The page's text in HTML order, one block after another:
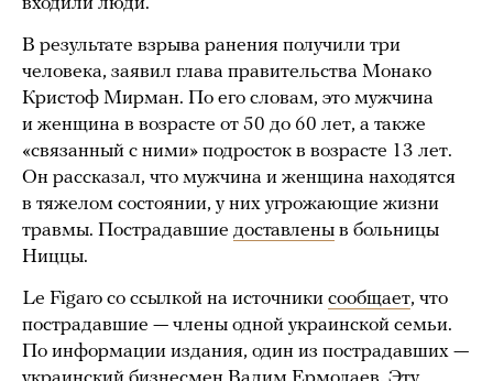
В результате взрыва ранения получили три
человека, заявил глава правительства Монако
Кристоф Мирман. По его словам, это мужчина
и женщина в возрасте от 50 до 60 лет, а также
«связанный с ними» подросток в возрасте 13 лет.
Он рассказал, что мужчина и женщина находятся
в тяжелом состоянии, у них угрожающие жизни
травмы. Пострадавшие доставлены в больницы
Ниццы.
Le Figaro со ссылкой на источники сообщает, что
пострадавшие — члены одной украинской семьи.
По информации издания, один из пострадавших —